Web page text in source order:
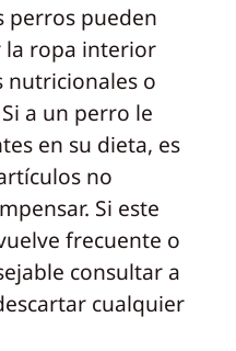
perros pueden
la ropa interior
nutricionales o
a un perro le
en su dieta, es
no
Si este
frecuente o
consultar a
cualquier